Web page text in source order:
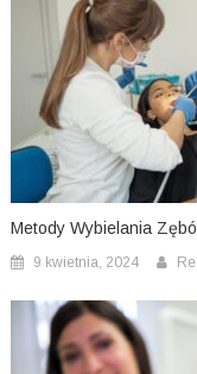
Metody Wybielania
9 kwietnia, 2024